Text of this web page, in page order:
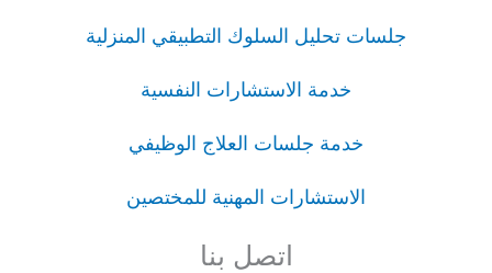
جلسات تحليل السلوك التطبيقي المنزلية
خدمة الاستشارات النفسية
خدمة جلسات العلاج الوظيفي
الاستشارات المهنية للمختصين
اتصل بنا